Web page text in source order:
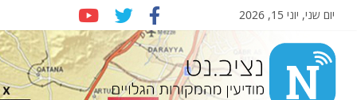
יום שני, יוני 15, 2026
Nziv.net
מודיעין